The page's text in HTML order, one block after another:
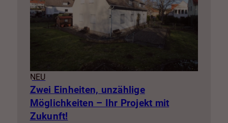
NEU
Zwei Einheiten, unzählige
Möglichkeiten – Ihr Projekt mit
Zukunft!